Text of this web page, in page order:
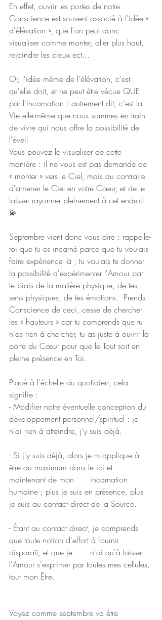
En effet, ouvrir les portes de notre
Conscience est souvent associé à l'idée «
d'élévation », que l'on peut donc
visualiser comme monter, aller plus haut,
rejoindre les cieux ect...
Or, l'idée même de l'élévation, c'est
qu'elle doit, et ne peut être vécue QUE
par l'incarnation : autrement dit, c'est la
Vie elle-même que nous sommes en train
de vivre qui nous offre la possibilité de
l'éveil.
Vous pouvez le visualiser de cette
manière : il ne vous est pas demandé de
« monter » vers le Ciel, mais au contraire
d'amener le Ciel en votre Cœur, et de le
laisser rayonner pleinement à cet endroit.
💫
Septembre vient donc vous dire : rappelle-
toi que tu es incarné parce que tu voulais
faire expérience là ; tu voulais te donner
la possibilité d'expérimenter l'Amour par
le biais de la matière physique, de tes
sens physiques, de tes émotions.  Prends
Conscience de ceci, cesse de chercher
les « hauteurs » car tu comprends que tu
n'as rien à chercher, tu as juste à ouvrir la
porte du Cœur pour que le Tout soit en
pleine présence en Toi.
Placé à l'échelle du quotidien, cela
signifie :
- Modifier notre éventuelle conception du
développement personnel/spirituel : je
n'ai rien à atteindre, j'y suis déjà.
- Si j'y suis déjà, alors je m'applique à
être au maximum dans le ici et
maintenant de mon 	incarnation
humaine ; plus je suis en présence, plus
je suis au contact direct de la Source.
- Étant au contact direct, je comprends
que toute notion d'effort à fournir
disparaît, et que je 	n'ai qu'à laisser
l'Amour s'exprimer par toutes mes cellules,
tout mon Être.
Voyez comme septembre va être